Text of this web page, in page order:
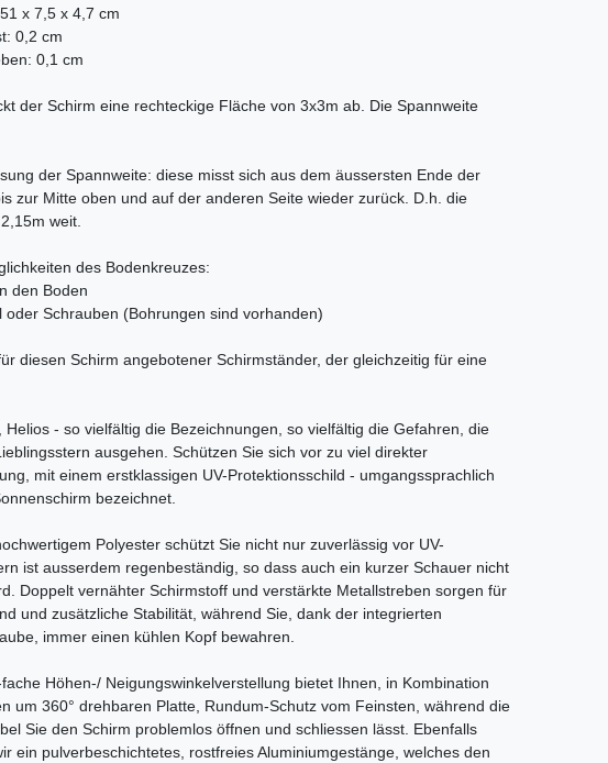
x 7,5 x 4,7 cm
0,2 cm
0,1 cm
der Schirm eine rechteckige Fläche von 3x3m ab. Die Spannweite
der Spannweite: diese misst sich aus dem äussersten Ende der
zur Mitte oben und auf der anderen Seite wieder zurück. D.h. die
weit.
des Bodenkreuzes:
den Boden
oder Schrauben (Bohrungen sind vorhanden)
diesen Schirm angebotener Schirmständer, der gleichzeitig für eine
Helios - so vielfältig die Bezeichnungen, so vielfältig die Gefahren, die
ausgehen. Schützen Sie sich vor zu viel direkter
mit einem erstklassigen UV-Protektionsschild - umgangssprachlich
bezeichnet.
Polyester schützt Sie nicht nur zuverlässig vor UV-
ist ausserdem regenbeständig, so dass auch ein kurzer Schauer nicht
Doppelt vernähter Schirmstoff und verstärkte Metallstreben sorgen für
und zusätzliche Stabilität, während Sie, dank der integrierten
immer einen kühlen Kopf bewahren.
Höhen-/ Neigungswinkelverstellung bietet Ihnen, in Kombination
um 360° drehbaren Platte, Rundum-Schutz vom Feinsten, während die
Sie den Schirm problemlos öffnen und schliessen lässt. Ebenfalls
ein pulverbeschichtetes, rostfreies Aluminiumgestänge, welches den